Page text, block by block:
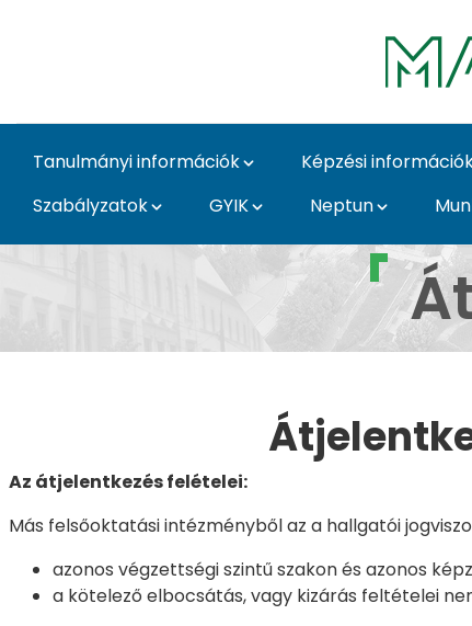
Tanulmányi információk Képzési
Szabályzatok
GYIK Neptun
Átjelentkezés,
Az átjelentkezés felételei:
Más felsőoktatási intézményből az a hallgatói
azonos végzettségi szintű szakon és azonos
a kötelező elbocsátás, vagy kizárás feltételei